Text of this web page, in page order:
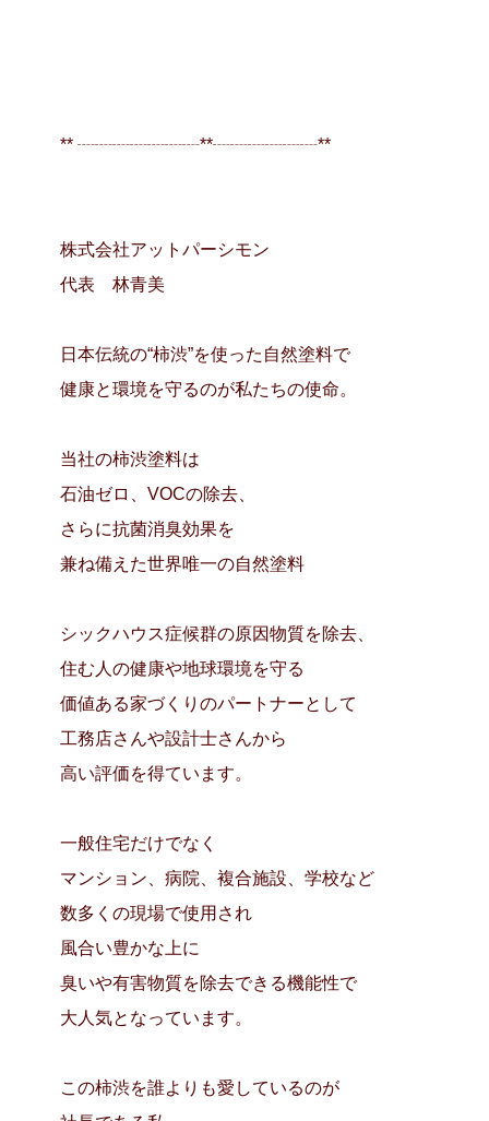
** ┈┈┈┈┈┈┈**┈┈┈┈┈┈**
株式会社アットパーシモン
代表 林青美
日本伝統の“柿渋”を使った自然塗料で
健康と環境を守るのが私たちの使命。
当社の柿渋塗料は
石油ゼロ、VOCの除去、
さらに抗菌消臭効果を
兼ね備えた世界唯一の自然塗料
シックハウス症候群の原因物質を除去、
住む人の健康や地球環境を守る
価値ある家づくりのパートナーとして
工務店さんや設計士さんから
高い評価を得ています。
一般住宅だけでなく
マンション、病院、複合施設、学校など
数多くの現場で使用され
風合い豊かな上に
臭いや有害物質を除去できる機能性で
大人気となっています。
この柿渋を誰よりも愛しているのが